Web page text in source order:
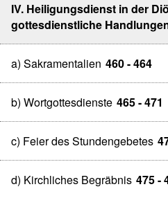
IV. Heiligungsdienst in der
gottesdienstliche
a) Sakramentalien 460 - 464
b) Wortgottesdienste 465 - 471
c) Feier des Stundengebetes
d) Kirchliches Begräbnis 475 -